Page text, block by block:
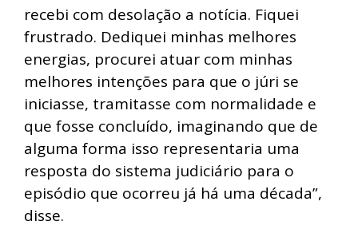
recebi com desolação a notícia. Fiquei
frustrado. Dediquei minhas melhores
energias, procurei atuar com minhas
melhores intenções para que o júri se
iniciasse, tramitasse com normalidade e
que fosse concluído, imaginando que de
alguma forma isso representaria uma
resposta do sistema judiciário para o
episódio que ocorreu já há uma década”,
disse.